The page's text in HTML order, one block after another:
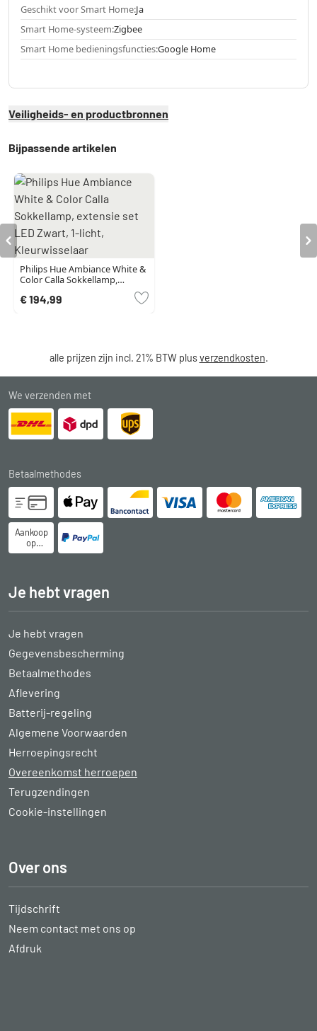
Geschikt voor Smart Home:Ja
Smart Home-systeem:Zigbee
Smart Home bedieningsfuncties:Google Home
Veiligheids- en productbronnen
Bijpassende artikelen
Philips Hue Ambiance White &
Color Calla Sokkellamp,
extensie set LED Zwart, 1-licht,
Kleurwisselaar
€ 194,99
alle prijzen zijn incl. 21% BTW plusverzendkosten.
We verzenden met
Betaalmethodes
Aankoop
op
rekening
Je hebt vragen
Je hebt vragen
Gegevensbescherming
Betaalmethodes
Aflevering
Batterij-regeling
Algemene Voorwaarden
Herroepingsrecht
Overeenkomst herroepen
Terugzendingen
Cookie-instellingen
Over ons
Tijdschrift
Neem contact met ons op
Afdruk